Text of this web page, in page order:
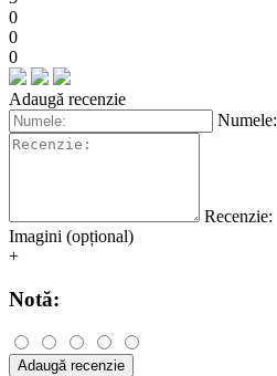
0
0
0
Adaugă recenzie
Numele:
Recenzie:
Imagini (opțional)
+
Notă:
Adaugă recenzie